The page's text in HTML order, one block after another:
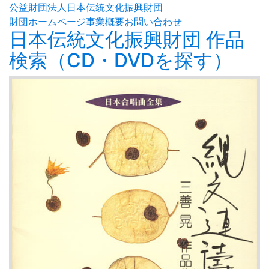
公益財団法人日本伝統文化振興財団
財団ホームページ事業概要お問い合わせ
日本伝統文化振興財団 作品
検索（CD・DVDを探す）